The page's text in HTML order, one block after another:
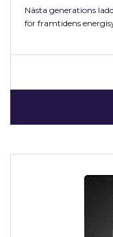
Nästa generations
för framtidens